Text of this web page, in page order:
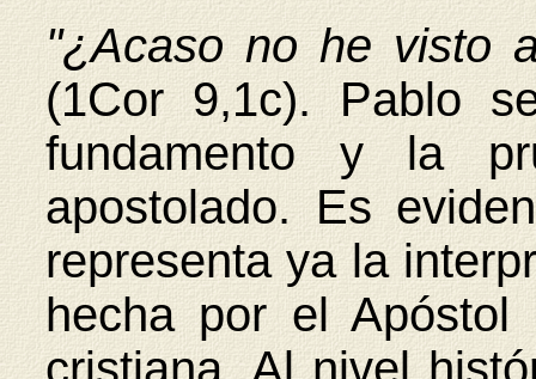
"¿Acaso no he visto
(1Cor 9,1c). Pablo
fundamento y la
apostolado. Es
representa ya la
hecha por el
cristiana. Al nivel